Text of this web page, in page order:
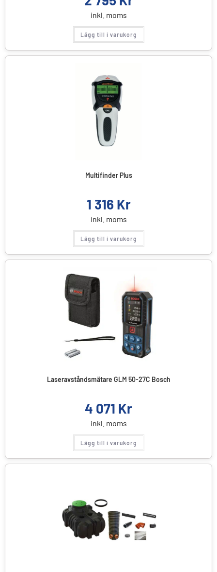
inkl. moms
Lägg till i varukorg
Multifinder Plus
1 316 Kr
inkl. moms
Lägg till i varukorg
Laseravståndsmätare GLM 50-27C Bosch
4 071 Kr
inkl. moms
Lägg till i varukorg